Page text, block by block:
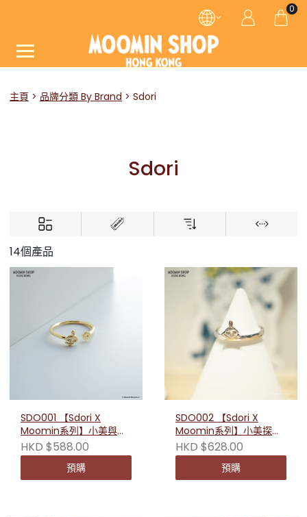
0
主頁 品牌分類 By Brand Sdori
Sdori
14個產品
SDO001 【Sdori X
Moomin系列】小美與花
(開口)戒指
HKD $588.00
預購
SDO002 【Sdori X
Moomin系列】小美探頭
純銀戒指
HKD $628.00
預購